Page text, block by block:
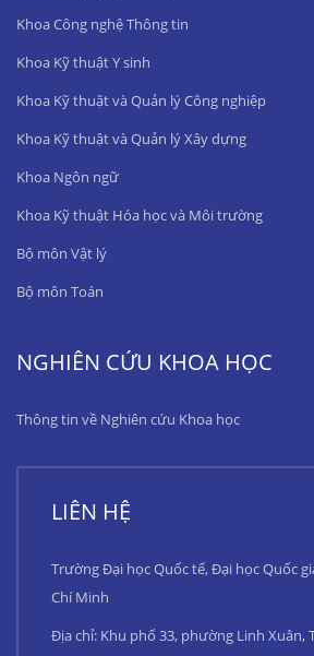
Khoa Công nghệ Thông tin
Khoa Kỹ thuật Y sinh
Khoa Kỹ thuật và Quản lý Công nghiệp
Khoa Kỹ thuật và Quản lý Xây dựng
Khoa Ngôn ngữ
Khoa Kỹ thuật Hóa học và Môi trường
Bộ môn Vật lý
Bộ môn Toán
NGHIÊN CỨU KHOA HỌC
Thông tin về Nghiên cứu Khoa học
LIÊN HỆ
Trường Đại học Quốc tế, Đại học Quốc
Chí Minh
Địa chỉ: Khu phố 33, phường Linh Xuân,